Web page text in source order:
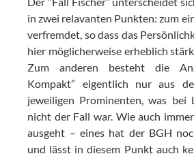
in zwei relavanten Punkten: zum
verfremdet, so dass das
hier möglicherweise erheblich
Zum anderen besteht die
Kompakt” eigentlich nur aus
jeweiligen Prominenten, was bei
nicht der Fall war. Wie auch
ausgeht – eines hat der BGH
und lässt in diesem Punkt auch